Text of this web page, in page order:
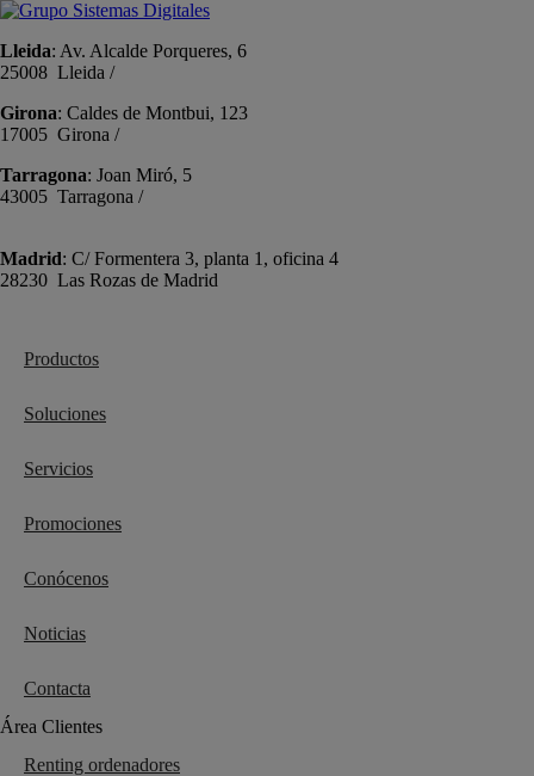
Lleida: Av. Alcalde Porqueres, 6
25008 Lleida /
Girona: Caldes de Montbui, 123
17005 Girona /
Tarragona: Joan Miró, 5
43005 Tarragona /
Madrid: C/ Formentera 3, planta 1, oficina 4
28230 Las Rozas de Madrid
Productos
Soluciones
Servicios
Promociones
Conócenos
Noticias
Contacta
Área Clientes
Renting ordenadores